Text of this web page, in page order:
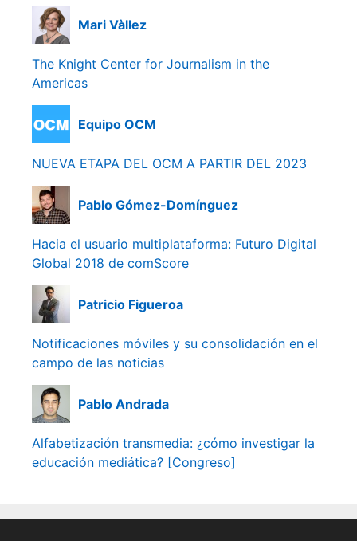
Mari Vàllez
The Knight Center for Journalism in the
Americas
Equipo OCM
NUEVA ETAPA DEL OCM A PARTIR DEL 2023
Pablo Gómez-Domínguez
Hacia el usuario multiplataforma: Futuro Digital
Global 2018 de comScore
Patricio Figueroa
Notificaciones móviles y su consolidación en el
campo de las noticias
Pablo Andrada
Alfabetización transmedia: ¿cómo investigar la
educación mediática? [Congreso]